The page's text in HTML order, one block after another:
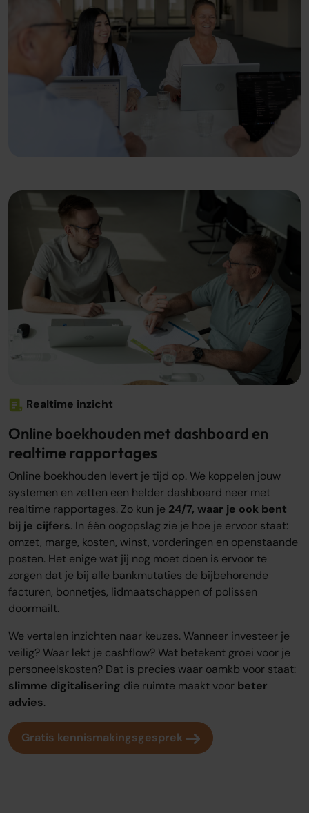
Realtime inzicht
Online boekhouden met dashboard en
realtime rapportages
Online boekhouden levert je tijd op. We koppelen jouw
systemen en zetten een helder dashboard neer met
realtime rapportages. Zo kun je 24/7, waar je ook bent
bij je cijfers. In één oogopslag zie je hoe je ervoor staat:
omzet, marge, kosten, winst, vorderingen en openstaande
posten. Het enige wat jij nog moet doen is ervoor te
zorgen dat je bij alle bankmutaties de bijbehorende
facturen, bonnetjes, lidmaatschappen of polissen
doormailt.
We vertalen inzichten naar keuzes. Wanneer investeer je
veilig? Waar lekt je cashflow? Wat betekent groei voor je
personeelskosten? Dat is precies waar oamkb voor staat:
slimme digitalisering die ruimte maakt voor beter
advies.
Gratis kennismakingsgesprek